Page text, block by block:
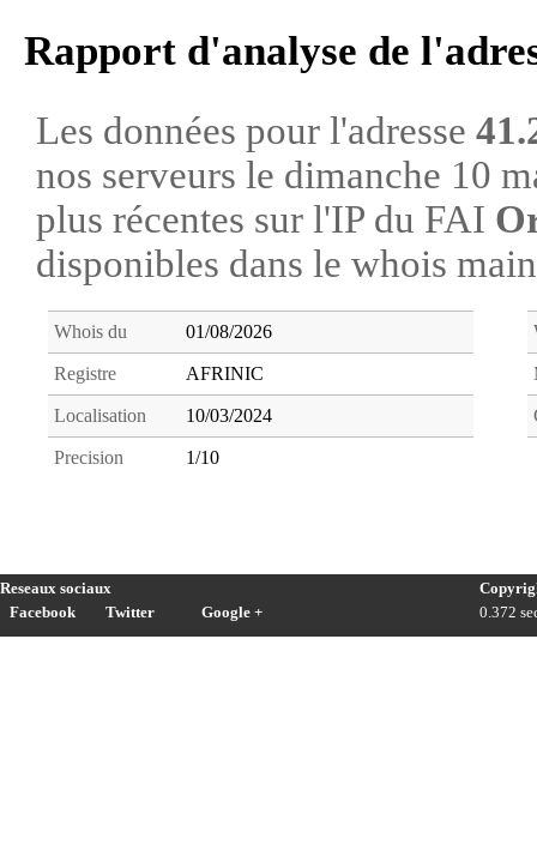
PaysTunisia -41.224.97.116
Pays
Tunisia -
Pays
Tunisia -197.31.97.237
Pays
Tunisia -197.28.56.138
Rapport d'analyse de
Les données pour l'adresse
nos serveurs le dimanche 10
plus récentes sur l'IP du FAI
disponibles dans le whois
Whois du 01/08/2026
Registre AFRINIC
Localisation 10/03/2024
Precision 1/10
Reseaux sociaux
Facebook
Twitter Google +
0.372